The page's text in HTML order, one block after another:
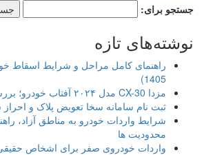
جستجو برای:
نوشته‌های تازه
1405)
مزدا CX-30 مدل ۲۰۲۴ آفتاب خودرو؛ بررسی و مشخصات فنی
ثبت نام سامانه سخا تعویض پلاک و احراز
شرایط واردات خودرو به مناطق آزاد،
محدودیت ها
واردات خودروی صفر برای اشخاص حقیقی